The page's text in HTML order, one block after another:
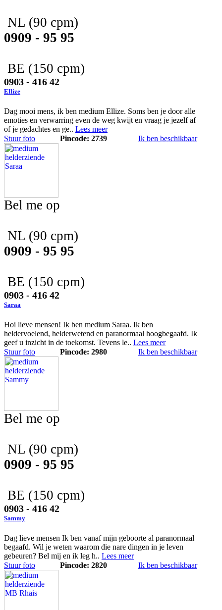
NL (90 cpm)
0909 - 95 95
BE (150 cpm)
0903 - 416 42
Ellize
Dag mooi mens, ik ben medium Ellize. Soms ben je door alle
emoties en verwarring even de weg kwijt en vraag je jezelf af
of je gedachtes en ge.. Lees meer
Stuur foto
Pincode: 2739 Ik ben beschikbaar
Bel me op
NL (90 cpm)
0909 - 95 95
BE (150 cpm)
0903 - 416 42
Saraa
Hoi lieve mensen! Ik ben medium Saraa. Ik ben
heldervoelend, helderwetend en paranormaal hoogbegaafd. Ik
geef u inzicht in de toekomst. Tevens le.. Lees meer
Stuur foto
Pincode: 2980 Ik ben beschikbaar
Bel me op
NL (90 cpm)
0909 - 95 95
BE (150 cpm)
0903 - 416 42
Sammy
Dag lieve mensen Ik ben vanaf mijn geboorte al paranormaal
begaafd. Wil je weten waarom die nare dingen in je leven
gebeuren? Bel mij en ik leg h.. Lees meer
Stuur foto
Pincode: 2820 Ik ben beschikbaar